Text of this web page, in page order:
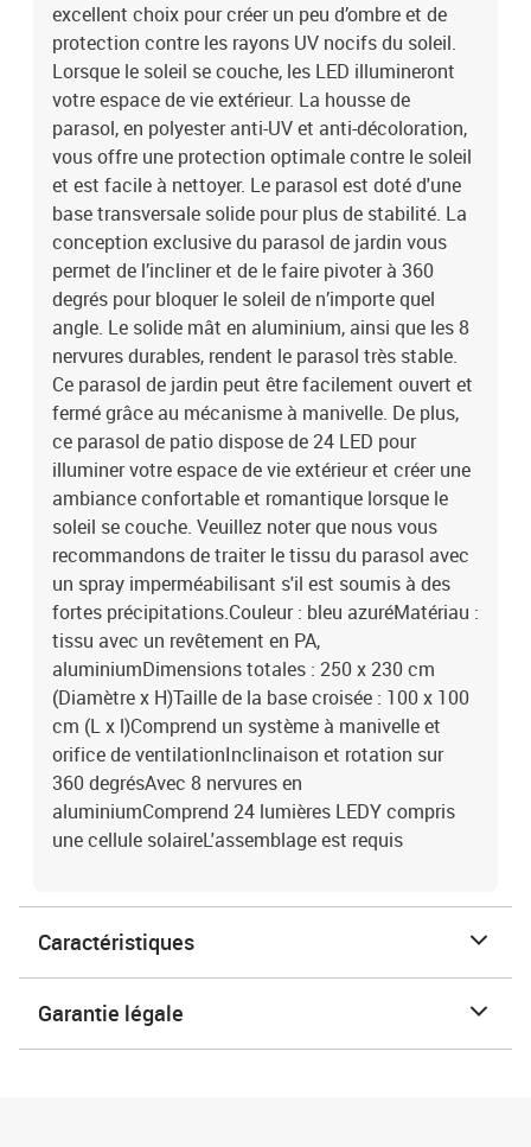
excellent choix pour créer un peu d’ombre et de
protection contre les rayons UV nocifs du soleil.
Lorsque le soleil se couche, les LED illumineront
votre espace de vie extérieur. La housse de
parasol, en polyester anti-UV et anti-décoloration,
vous offre une protection optimale contre le soleil
et est facile à nettoyer. Le parasol est doté d'une
base transversale solide pour plus de stabilité. La
conception exclusive du parasol de jardin vous
permet de l’incliner et de le faire pivoter à 360
degrés pour bloquer le soleil de n’importe quel
angle. Le solide mât en aluminium, ainsi que les 8
nervures durables, rendent le parasol très stable.
Ce parasol de jardin peut être facilement ouvert et
fermé grâce au mécanisme à manivelle. De plus,
ce parasol de patio dispose de 24 LED pour
illuminer votre espace de vie extérieur et créer une
ambiance confortable et romantique lorsque le
soleil se couche. Veuillez noter que nous vous
recommandons de traiter le tissu du parasol avec
un spray imperméabilisant s'il est soumis à des
fortes précipitations.Couleur : bleu azuréMatériau :
tissu avec un revêtement en PA,
aluminiumDimensions totales : 250 x 230 cm
(Diamètre x H)Taille de la base croisée : 100 x 100
cm (L x l)Comprend un système à manivelle et
orifice de ventilationInclinaison et rotation sur
360 degrésAvec 8 nervures en
aluminiumComprend 24 lumières LEDY compris
une cellule solaireL'assemblage est requis
Caractéristiques
Garantie légale